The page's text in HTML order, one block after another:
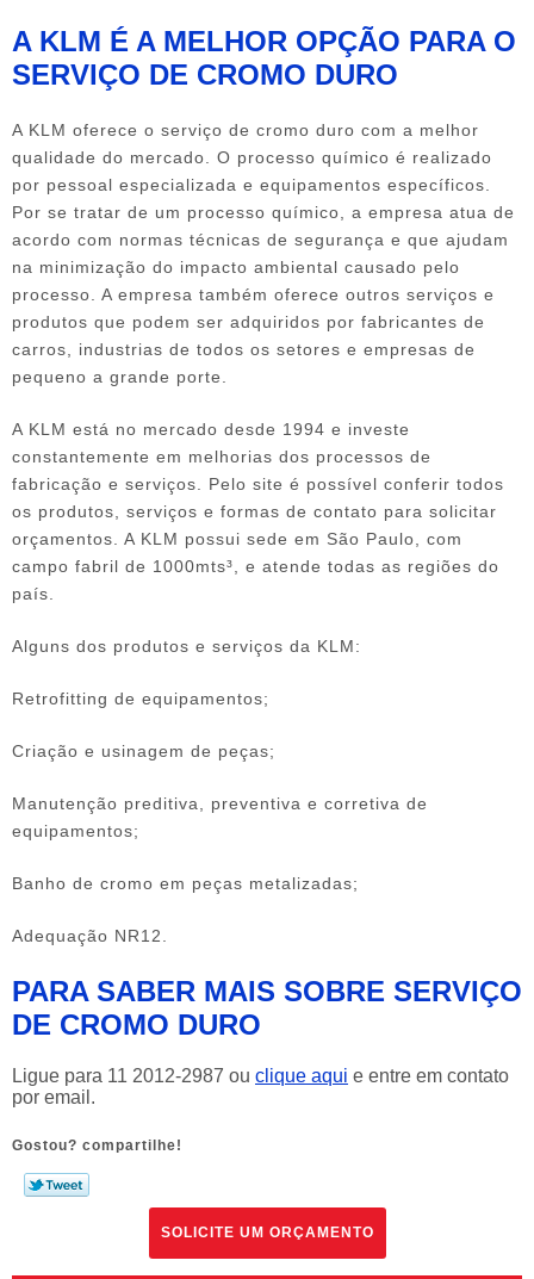
A KLM É A MELHOR OPÇÃO PARA O
SERVIÇO DE CROMO DURO
A KLM oferece o serviço de cromo duro com a melhor
qualidade do mercado. O processo químico é realizado
por pessoal especializada e equipamentos específicos.
Por se tratar de um processo químico, a empresa atua de
acordo com normas técnicas de segurança e que ajudam
na minimização do impacto ambiental causado pelo
processo. A empresa também oferece outros serviços e
produtos que podem ser adquiridos por fabricantes de
carros, industrias de todos os setores e empresas de
pequeno a grande porte.
A KLM está no mercado desde 1994 e investe
constantemente em melhorias dos processos de
fabricação e serviços. Pelo site é possível conferir todos
os produtos, serviços e formas de contato para solicitar
orçamentos. A KLM possui sede em São Paulo, com
campo fabril de 1000mts³, e atende todas as regiões do
país.
Alguns dos produtos e serviços da KLM:
Retrofitting de equipamentos;
Criação e usinagem de peças;
Manutenção preditiva, preventiva e corretiva de
equipamentos;
Banho de cromo em peças metalizadas;
Adequação NR12.
PARA SABER MAIS SOBRE SERVIÇO
DE CROMO DURO
Ligue para 11 2012-2987 ou clique aqui e entre em contato
por email.
Gostou? compartilhe!
SOLICITE UM ORÇAMENTO